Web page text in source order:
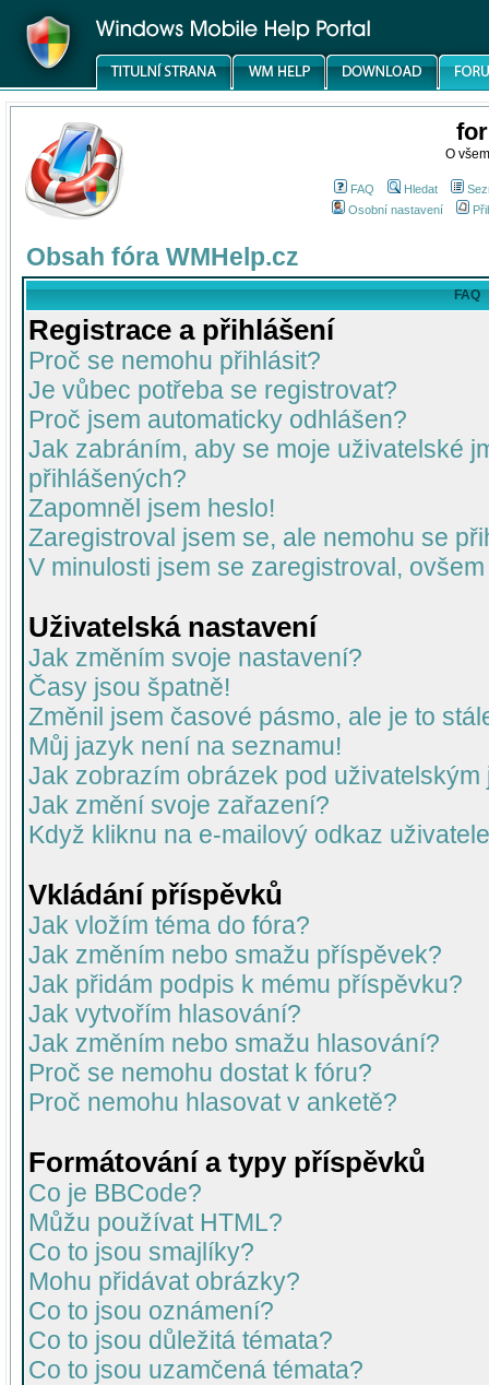
O
FAQ Hledat
Osobní nastavení
Obsah fóra WMHelp.cz
FAQ
Registrace a přihlášení
Proč se nemohu přihlásit?
Je vůbec potřeba se registrovat?
Proč jsem automaticky odhlášen?
Jak zabráním, aby se moje uživatelské
přihlášených?
Zapomněl jsem heslo!
Zaregistroval jsem se, ale nemohu se
V minulosti jsem se zaregistroval,
Uživatelská nastavení
Jak změním svoje nastavení?
Časy jsou špatně!
Změnil jsem časové pásmo, ale je to
Můj jazyk není na seznamu!
Jak zobrazím obrázek pod uživatelským
Jak změní svoje zařazení?
Když kliknu na e-mailový odkaz
Vkládání příspěvků
Jak vložím téma do fóra?
Jak změním nebo smažu příspěvek?
Jak přidám podpis k mému příspěvku?
Jak vytvořím hlasování?
Jak změním nebo smažu hlasování?
Proč se nemohu dostat k fóru?
Proč nemohu hlasovat v anketě?
Formátování a typy příspěvků
Co je BBCode?
Můžu používat HTML?
Co to jsou smajlíky?
Mohu přidávat obrázky?
Co to jsou oznámení?
Co to jsou důležitá témata?
Co to jsou uzamčená témata?